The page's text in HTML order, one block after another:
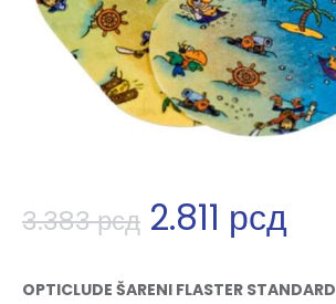
3.383рсд 2.811 рсд
OPTICLUDE ŠARENI FLASTER STANDARD